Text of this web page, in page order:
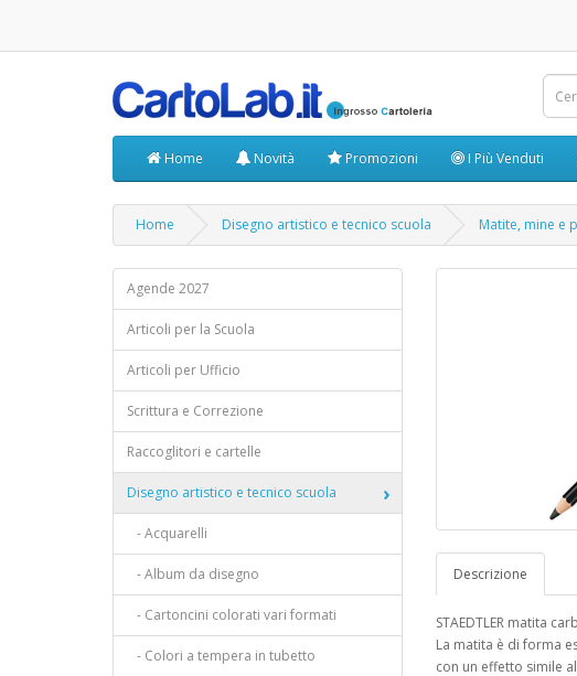
Home Novità Promozioni I Più Venduti
Home Disegno artistico e tecnico scuola Matite, mine e
Agende 2027
Articoli per la Scuola
Articoli per Ufficio
Scrittura e Correzione
Raccoglitori e cartelle
Disegno artistico e tecnico scuola
- Acquarelli
- Album da disegno
- Cartoncini colorati vari formati
- Colori a tempera in tubetto
Descrizione
STAEDTLER matita
La matita è di forma
con un effetto simile